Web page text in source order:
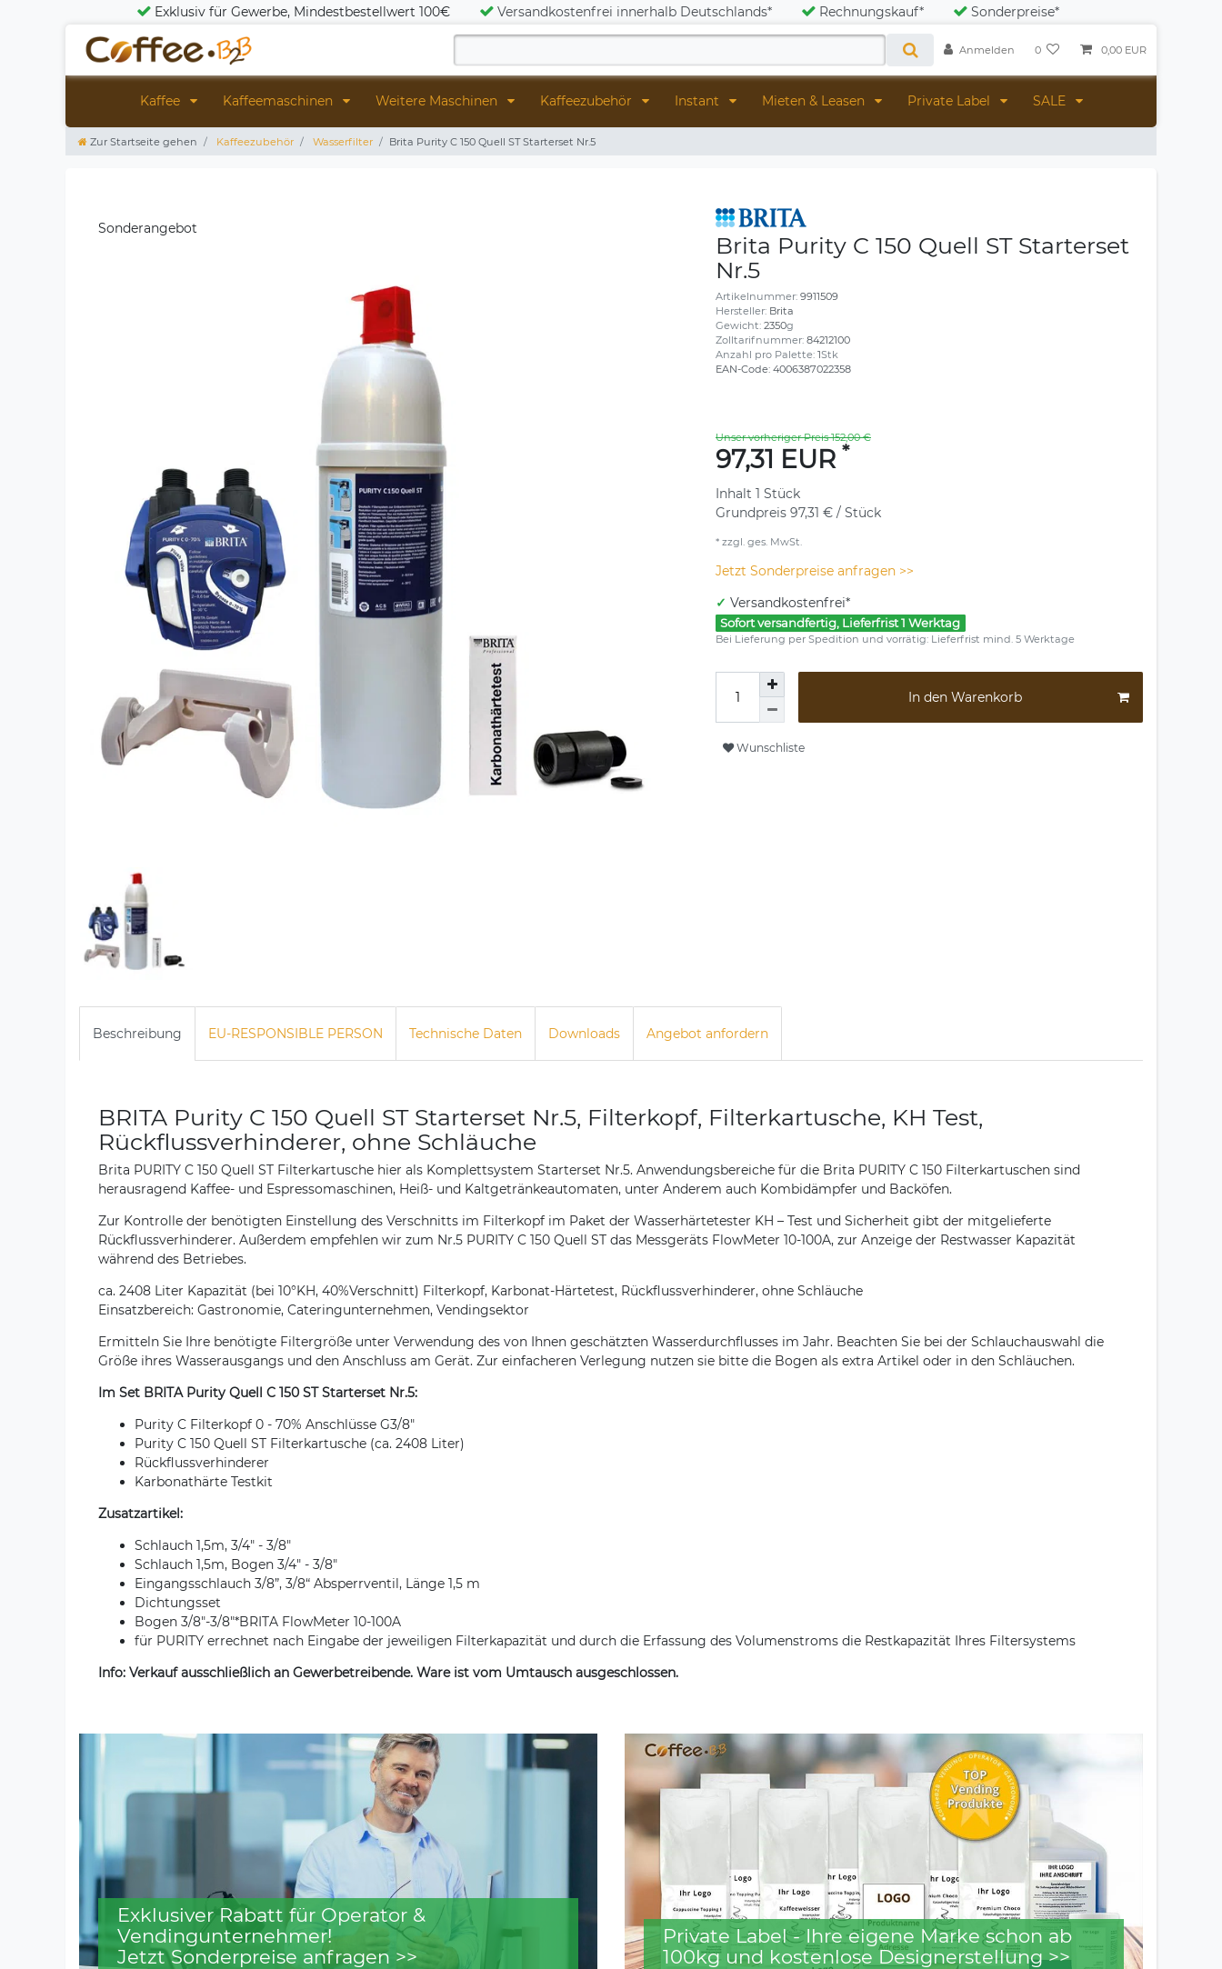
Exklusiv für Gewerbe, Mindestbestellwert 100€ Versandkostenfrei innerhalb Deutschlands* Rechnungskauf* Sonderpreise*
Anmelden 0 0,00 EUR
Kaffee Kaffeemaschinen Weitere Maschinen Kaffeezubehör Instant Mieten & Leasen Private Label SALE
Zur Startseite gehen Kaffeezubehör Wasserfilter Brita Purity C 150 Quell ST Starterset Nr.5
Sonderangebot
Brita Purity C 150 Quell ST Starterset
Nr.5
Artikelnummer: 9911509
Hersteller: Brita
Gewicht: 2350g
Zolltarifnummer: 84212100
Anzahl pro Palette: 1Stk
EAN-Code: 4006387022358
Unser vorheriger Preis 152,00 €
97,31 EUR *
Inhalt 1 Stück
Grundpreis 97,31 € / Stück
* zzgl. ges. MwSt.
Jetzt Sonderpreise anfragen >>
✓ Versandkostenfrei*
Sofort versandfertig, Lieferfrist 1 Werktag
Bei Lieferung per Spedition und vorrätig: Lieferfrist mind. 5 Werktage
In den Warenkorb
Wunschliste
Beschreibung EU-RESPONSIBLE PERSON Technische Daten Downloads Angebot anfordern
BRITA Purity C 150 Quell ST Starterset Nr.5, Filterkopf, Filterkartusche, KH Test,
Rückflussverhinderer, ohne Schläuche
Brita PURITY C 150 Quell ST Filterkartusche hier als Komplettsystem Starterset Nr.5. Anwendungsbereiche für die Brita PURITY C 150 Filterkartuschen sind
herausragend Kaffee- und Espressomaschinen, Heiß- und Kaltgetränkeautomaten, unter Anderem auch Kombidämpfer und Backöfen.
Zur Kontrolle der benötigten Einstellung des Verschnitts im Filterkopf im Paket der Wasserhärtetester KH – Test und Sicherheit gibt der mitgelieferte
Rückflussverhinderer. Außerdem empfehlen wir zum Nr.5 PURITY C 150 Quell ST das Messgeräts FlowMeter 10-100A, zur Anzeige der Restwasser Kapazität
während des Betriebes.
ca. 2408 Liter Kapazität (bei 10°KH, 40%Verschnitt) Filterkopf, Karbonat-Härtetest, Rückflussverhinderer, ohne Schläuche
Einsatzbereich: Gastronomie, Cateringunternehmen, Vendingsektor
Ermitteln Sie Ihre benötigte Filtergröße unter Verwendung des von Ihnen geschätzten Wasserdurchflusses im Jahr. Beachten Sie bei der Schlauchauswahl die
Größe ihres Wasserausgangs und den Anschluss am Gerät. Zur einfacheren Verlegung nutzen sie bitte die Bogen als extra Artikel oder in den Schläuchen.
Im Set BRITA Purity Quell C 150 ST Starterset Nr.5:
Purity C Filterkopf 0 - 70% Anschlüsse G3/8"
Purity C 150 Quell ST Filterkartusche (ca. 2408 Liter)
Rückflussverhinderer
Karbonathärte Testkit
Zusatzartikel:
Schlauch 1,5m, 3/4" - 3/8"
Schlauch 1,5m, Bogen 3/4" - 3/8"
Eingangsschlauch 3/8”, 3/8“ Absperrventil, Länge 1,5 m
Dichtungsset
Bogen 3/8"-3/8"*BRITA FlowMeter 10-100A
für PURITY errechnet nach Eingabe der jeweiligen Filterkapazität und durch die Erfassung des Volumenstroms die Restkapazität Ihres Filtersystems
Info: Verkauf ausschließlich an Gewerbetreibende. Ware ist vom Umtausch ausgeschlossen.
Exklusiver Rabatt für Operator &
Vendingunternehmer!
Jetzt Sonderpreise anfragen >>
Private Label - Ihre eigene Marke schon ab
100kg und kostenlose Designerstellung >>